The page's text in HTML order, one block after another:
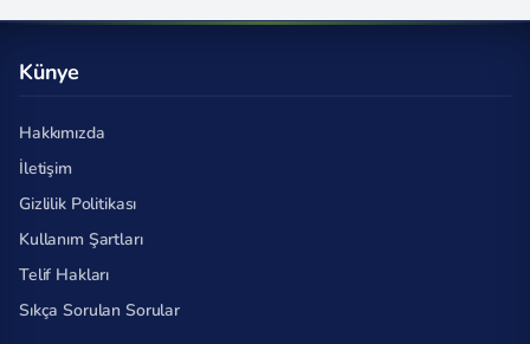
Künye
Hakkımızda
İletişim
Gizlilik Politikası
Kullanım Şartları
Telif Hakları
Sıkça Sorulan Sorular